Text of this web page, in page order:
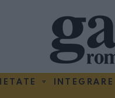
INTEGRARE